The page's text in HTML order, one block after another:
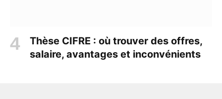
Thèse CIFRE : où trouver des offres,
salaire, avantages et inconvénients